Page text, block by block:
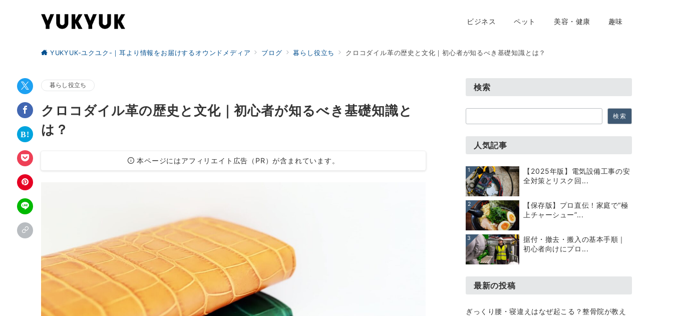
ビジネス ペット 美容・健康 趣味
YUKYUK-ユクユク-｜耳より情報をお届けするオウンドメディア ブログ 暮らし役立ち クロコダイル革の歴史と文化｜初心者が知るべき基礎知識とは？
暮らし役立ち
クロコダイル革の歴史と文化｜初心者が知るべき基礎知識と
は？
本ページにはアフィリエイト広告（PR）が含まれています。
検索
索
検索
人気記事
1
【2025年版】電気設備工事の安
全対策とリスク回...
2
【保存版】プロ直伝！家庭で“極
上チャーシュー”...
3
据付・撤去・搬入の基本手順｜
初心者向けにプロ...
最新の投稿
ぎっくり腰・寝違えはなぜ起こる？整骨院が教え